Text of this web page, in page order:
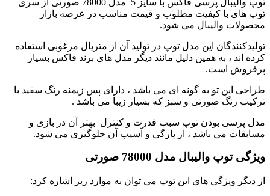
توپ های با کیفیت مطلوب و قیمت مناسب در عرصه بازار
محصولات والیبال می شود.
تولیدکنندگان این مدل توپ در تولید آن از متریال مرغوبی استفاده
کرده اند ، به همین دلیل مانند دیگر مدل های برند فاکس بسیار
پرفروش است.
طراحی این تو به گونه ای می باشد ، دارای پس زیمنه رنگ سفید با
ترکیب رنگ صورتی و سبز که بسیار زیبا می باشد .
مدل پرسی بودن توپ سبب قدرت و کنترل بهتر آن در بازی و
مسابقات می باشد ، از پارگی و آسیب آن جلوگیری می شود.
ویژگی توپ والیبال مدل 78000 صورتی
از دیگر ویژگی های این توپ می توان به موارد زیر اشاره کرد: